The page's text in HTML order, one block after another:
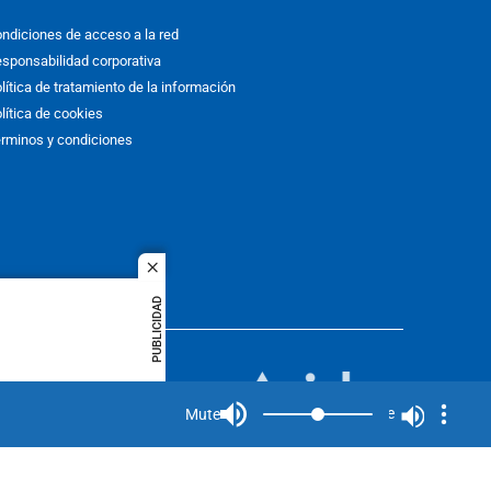
close
PUBLICIDAD
de acceso a la red
corporativa
de tratamiento de la información
de cookies
y condiciones
idioma
Mute
Mute